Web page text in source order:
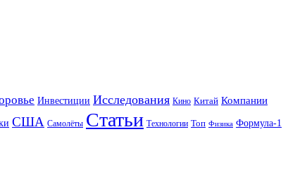
Инвестиции Исследования Кино Китай Компании
США Самолёты Статьи Технологии Топ Физика Формула-1